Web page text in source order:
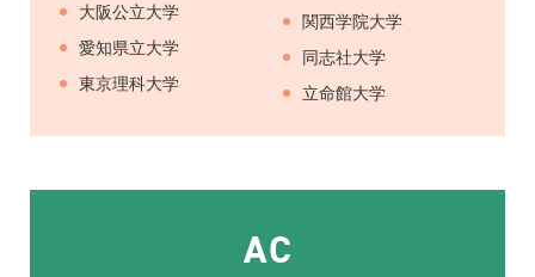
大阪公立大学
愛知県立大学
東京理科大学
関西学院大学
同志社大学
立命館大学
AC